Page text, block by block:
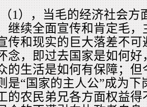
（1），当毛的经济社会方
继续全面宣传和肯定毛
传和现实的巨大落差不
念，即过去国家是如何
的生活是如何有保障；
是“国家的主人公”成为
的农民弟兄各方面权益